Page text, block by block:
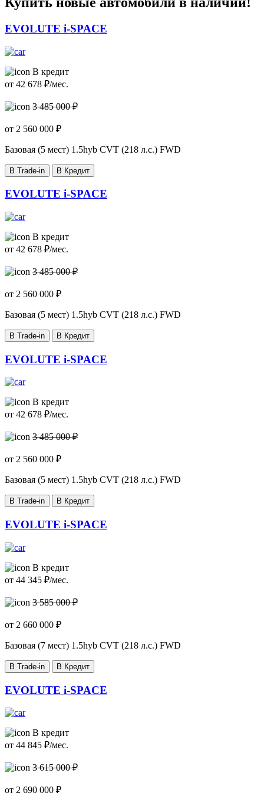
EVOLUTE i-SPACE
В кредит
от 42 678 ₽/мес.
3 485 000 ₽
от 2 560 000 ₽
Базовая (5 мест) 1.5hyb CVT (218 л.с.) FWD
В Trade-in В Кредит
EVOLUTE i-SPACE
В кредит
от 42 678 ₽/мес.
3 485 000 ₽
от 2 560 000 ₽
Базовая (5 мест) 1.5hyb CVT (218 л.с.) FWD
В Trade-in В Кредит
EVOLUTE i-SPACE
В кредит
от 42 678 ₽/мес.
3 485 000 ₽
от 2 560 000 ₽
Базовая (5 мест) 1.5hyb CVT (218 л.с.) FWD
В Trade-in В Кредит
EVOLUTE i-SPACE
В кредит
от 44 345 ₽/мес.
3 585 000 ₽
от 2 660 000 ₽
Базовая (7 мест) 1.5hyb CVT (218 л.с.) FWD
В Trade-in В Кредит
EVOLUTE i-SPACE
В кредит
от 44 845 ₽/мес.
3 615 000 ₽
от 2 690 000 ₽